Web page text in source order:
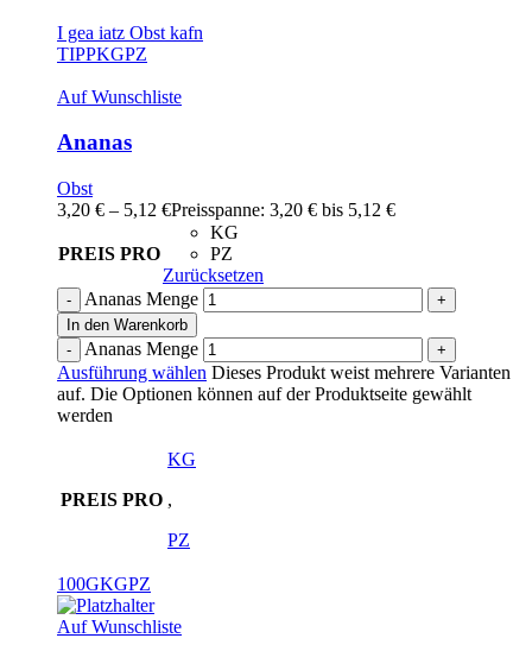
I gea iatz Obst kafn
TIPPKGPZ
Auf Wunschliste
Ananas
Obst
3,20 € – 5,12 €Preisspanne: 3,20 € bis 5,12 €
PREIS PRO
KG
PZ
Zurücksetzen
Ananas Menge
In den Warenkorb
Ananas Menge
Ausführung wählen Dieses Produkt weist mehrere Varianten
auf. Die Optionen können auf der Produktseite gewählt
werden
PREIS PRO
KG
,
PZ
100GKGPZ
Auf Wunschliste